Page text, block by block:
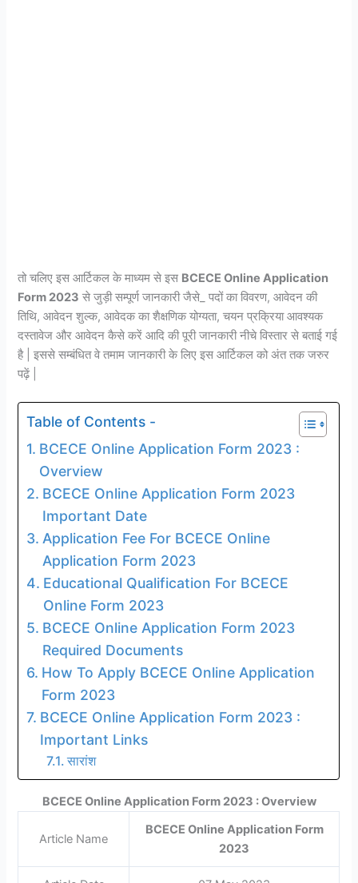
तो चलिए इस आर्टिकल के माध्यम से इस BCECE Online Application
Form 2023 से जुड़ी सम्पूर्ण जानकारी जैसे_ पदों का विवरण, आवेदन की
तिथि, आवेदन शुल्क, आवेदक का शैक्षणिक योग्यता, चयन प्रक्रिया आवश्यक
दस्तावेज और आवेदन कैसे करें आदि की पूरी जानकारी नीचे विस्तार से बताई गई
है | इससे सम्बंधित वे तमाम जानकारी के लिए इस आर्टिकल को अंत तक जरुर
पढ़ें |
Table of Contents -
BCECE Online Application Form 2023 :
Overview
BCECE Online Application Form 2023
Important Date
Application Fee For BCECE Online
Application Form 2023
Educational Qualification For BCECE
Online Form 2023
BCECE Online Application Form 2023
Required Documents
How To Apply BCECE Online Application
Form 2023
BCECE Online Application Form 2023 :
Important Links
सारांश
BCECE Online Application Form 2023 : Overview
Article Name
BCECE Online Application Form
2023